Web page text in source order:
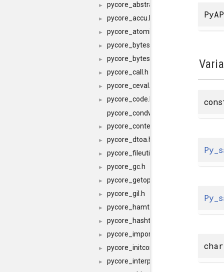
► pycore_abstract.h
► pycore_accu.h
► pycore_atomic.h
► pycore_bytes_methods.h
► pycore_byteswap.h
► pycore_call.h
► pycore_ceval.h
►
pycore_code.h
pycore_condvar.h
► pycore_context.h
► pycore_dtoa.h
► pycore_fileutils.h
► pycore_gc.h
► pycore_getopt.h
► pycore_gil.h
► pycore_hamt.h
► pycore_hashtable.h
► pycore_import.h
► pycore_initconfig.h
►
pycore_interp.h